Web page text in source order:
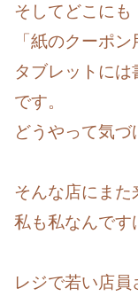
そしてどこにも
「紙のクーポン
タブレットには
です。
どうやって気づ
そんな店にまた
私も私なんです
レジで若い店員